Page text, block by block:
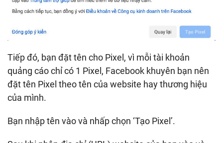
Tiếp đó, bạn đặt tên cho Pixel, vì mỗi tài khoản
quảng cáo chỉ có 1 Pixel, Facebook khuyên bạn nên
đặt tên Pixel theo tên của website hay thương hiệu
của mình.
Bạn nhập tên vào và nhấp chọn ‘Tạo Pixel’.